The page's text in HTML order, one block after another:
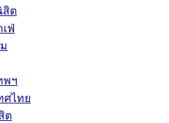
สิต
ฟ่
พฯ
ศไทย
ต